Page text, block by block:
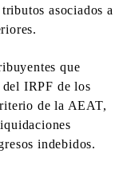
asociados a
que
del IRPF de los
de la AEAT,
indebidos.